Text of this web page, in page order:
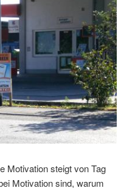
Motivation steigt von Tag
Motivation sind, warum